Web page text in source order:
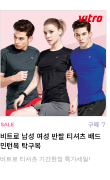
구매 7
비트로 남성 여성 반팔 티셔츠 배드
민턴복 탁구복
비트로 티셔츠 기간한정 특가세일!